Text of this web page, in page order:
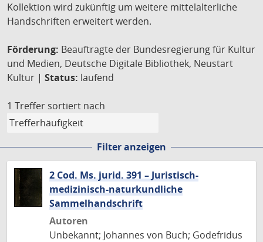
Kollektion wird zukünftig um weitere mittelalterliche
Handschriften erweitert werden.
Förderung: Beauftragte der Bundesregierung für Kultur
und Medien, Deutsche Digitale Bibliothek, Neustart
Kultur | Status: laufend
1 Treffer sortiert nach
Filter anzeigen
2 Cod. Ms. jurid. 391 – Juristisch-
medizinisch-naturkundliche
Sammelhandschrift
Autoren
Unbekannt; Johannes von Buch; Godefridus